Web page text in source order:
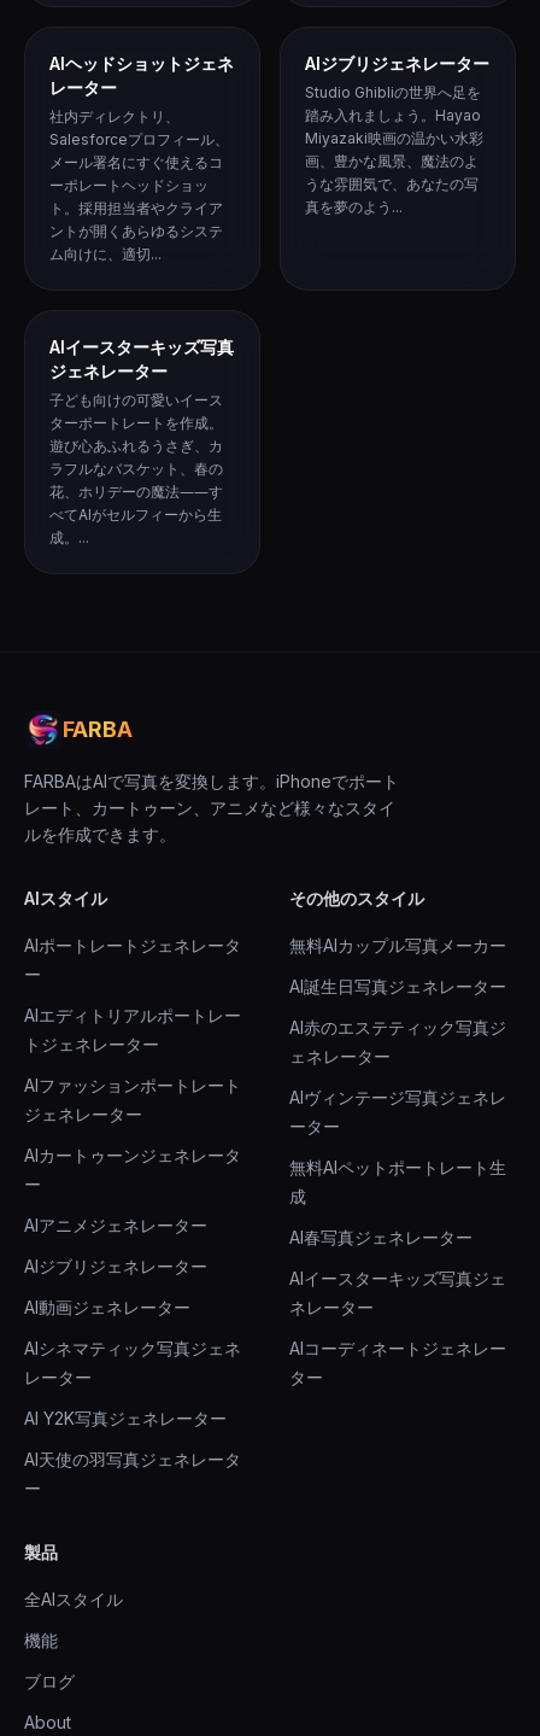
AIヘッドショットジェネ
レーター
社内ディレクトリ、
Salesforceプロフィール、
メール署名にすぐ使えるコ
ーポレートヘッドショッ
ト。採用担当者やクライア
ントが開くあらゆるシステ
ム向けに、適切...
AIジブリジェネレーター
Studio Ghibliの世界へ足を
踏み入れましょう。Hayao
Miyazaki映画の温かい水彩
画、豊かな風景、魔法のよ
うな雰囲気で、あなたの写
真を夢のよう...
AIイースターキッズ写真
ジェネレーター
子ども向けの可愛いイース
ターポートレートを作成。
遊び心あふれるうさぎ、カ
ラフルなバスケット、春の
花、ホリデーの魔法――す
べてAIがセルフィーから生
成。...
FARBA
FARBAはAIで写真を変換します。iPhoneでポート
レート、カートゥーン、アニメなど様々なスタイ
ルを作成できます。
AIスタイル
AIポートレートジェネレータ
ー
AIエディトリアルポートレー
トジェネレーター
AIファッションポートレート
ジェネレーター
AIカートゥーンジェネレータ
ー
AIアニメジェネレーター
AIジブリジェネレーター
AI動画ジェネレーター
AIシネマティック写真ジェネ
レーター
AI Y2K写真ジェネレーター
AI天使の羽写真ジェネレータ
ー
その他のスタイル
無料AIカップル写真メーカー
AI誕生日写真ジェネレーター
AI赤のエステティック写真ジ
ェネレーター
AIヴィンテージ写真ジェネレ
ーター
無料AIペットポートレート生
成
AI春写真ジェネレーター
AIイースターキッズ写真ジェ
ネレーター
AIコーディネートジェネレー
ター
製品
全AIスタイル
機能
ブログ
About